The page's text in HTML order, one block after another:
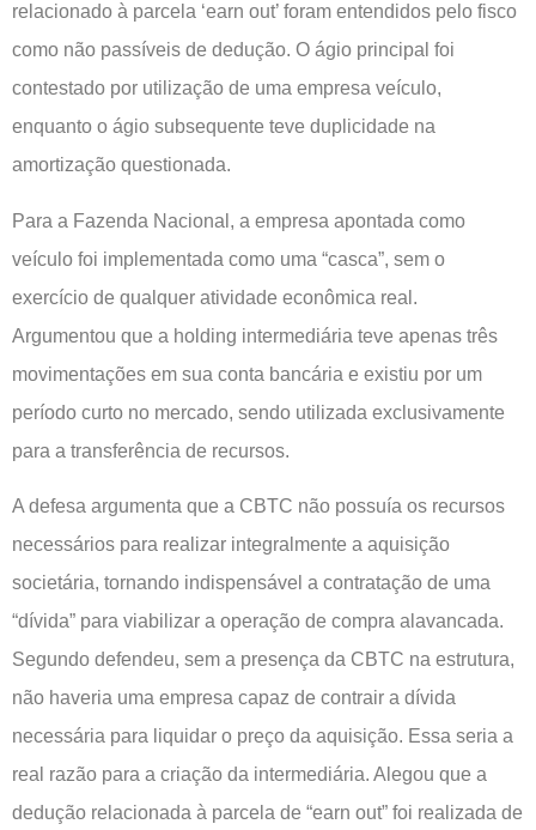
relacionado à parcela ‘earn out’ foram entendidos pelo fisco
como não passíveis de dedução. O ágio principal foi
contestado por utilização de uma empresa veículo,
enquanto o ágio subsequente teve duplicidade na
amortização questionada.
Para a Fazenda Nacional, a empresa apontada como
veículo foi implementada como uma “casca”, sem o
exercício de qualquer atividade econômica real.
Argumentou que a holding intermediária teve apenas três
movimentações em sua conta bancária e existiu por um
período curto no mercado, sendo utilizada exclusivamente
para a transferência de recursos.
A defesa argumenta que a CBTC não possuía os recursos
necessários para realizar integralmente a aquisição
societária, tornando indispensável a contratação de uma
“dívida” para viabilizar a operação de compra alavancada.
Segundo defendeu, sem a presença da CBTC na estrutura,
não haveria uma empresa capaz de contrair a dívida
necessária para liquidar o preço da aquisição. Essa seria a
real razão para a criação da intermediária. Alegou que a
dedução relacionada à parcela de “earn out” foi realizada de